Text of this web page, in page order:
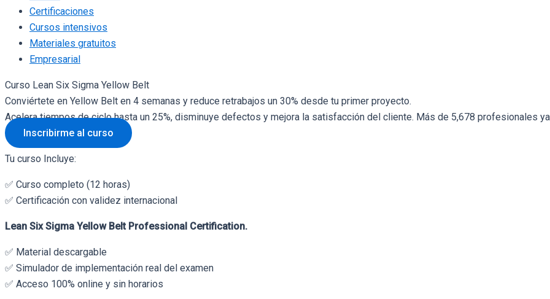
Certificaciones
Cursos intensivos
Materiales gratuitos
Empresarial
Curso Lean Six Sigma Yellow Belt
Conviértete en Yellow Belt en 4 semanas y reduce retrabajos un 30% desde tu primer proyecto.
Acelera tiempos de ciclo hasta un 25%, disminuye defectos y mejora la satisfacción del cliente. Más de 5,678 profesionales
Inscribirme al curso
Tu curso Incluye:
✅ Curso completo (12 horas)
✅ Certificación con validez internacional
Lean Six Sigma Yellow Belt Professional Certification.
✅ Material descargable
✅ Simulador de implementación real del examen
✅ Acceso 100% online y sin horarios